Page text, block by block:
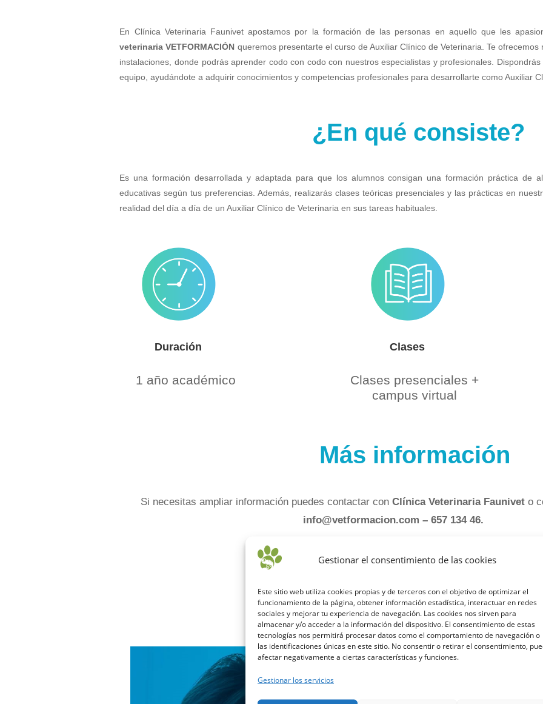
Gestionar el consentimiento de las cookies
Este sitio web utiliza cookies propias y de terceros con el objetivo de optimizar el
funcionamiento de la página, obtener información estadística, interactuar en redes
sociales y mejorar tu experiencia de navegación. Las cookies nos sirven para
almacenar y/o acceder a la información del dispositivo. El consentimiento de estas
tecnologías nos permitirá procesar datos como el comportamiento de navegación o
las identificaciones únicas en este sitio. No consentir o retirar el consentimiento,
afectar negativamente a ciertas características y funciones.
Gestionar los servicios
En Clínica Veterinaria Faunivet apostamos por la formación de las personas en aquello que les
veterinaria VETFORMACIÓN queremos presentarte el curso de Auxiliar Clínico de Veterinaria. Te
instalaciones, donde podrás aprender codo con codo con nuestros especialistas y profesionales.
equipo, ayudándote a adquirir conocimientos y competencias profesionales para desarrollarte como Auxiliar
¿En qué consiste?
Es una formación desarrollada y adaptada para que los alumnos consigan una formación práctica de
educativas según tus preferencias. Además, realizarás clases teóricas presenciales y las prácticas en
realidad del día a día de un Auxiliar Clínico de Veterinaria en sus tareas habituales.
Duración
1 año académico
Clases
Clases presenciales +
campus virtual
Más información
Si necesitas ampliar información puedes contactar conClínica Veterinaria Faunivet o
info@vetformacion.com – 657 134 46.